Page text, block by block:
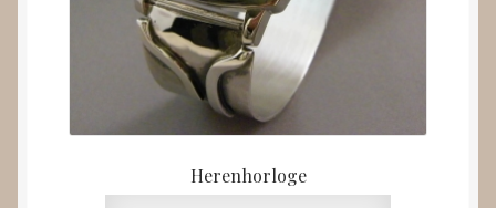
Herenhorloge